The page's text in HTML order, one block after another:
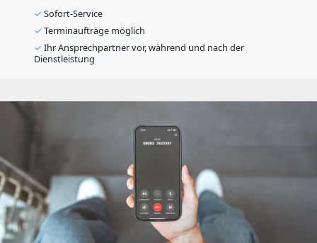
✓ Sofort-Service
✓ Terminaufträge möglich
✓ Ihr Ansprechpartner vor, während und nach der
Dienstleistung